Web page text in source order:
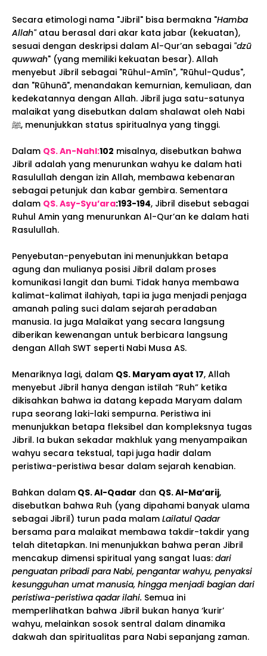
Secara etimologi nama "Jibril" bisa bermakna "Hamba
Allah"atau berasal dari akar kata jabar (kekuatan),
sesuai dengan deskripsi dalam Al-Qur’an sebagai "dzū
quwwah" (yang memiliki kekuatan besar). Allah
menyebut Jibril sebagai "Rūhul-Amīn", "Rūhul-Qudus",
dan "Rūhunā", menandakan kemurnian, kemuliaan, dan
kedekatannya dengan Allah. Jibril juga satu-satunya
malaikat yang disebutkan dalam shalawat oleh Nabi
ﷺ, menunjukkan status spiritualnya yang tinggi.
Dalam QS. An-Nahl:102 misalnya, disebutkan bahwa
Jibril adalah yang menurunkan wahyu ke dalam hati
Rasulullah dengan izin Allah, membawa kebenaran
sebagai petunjuk dan kabar gembira. Sementara
dalam QS. Asy-Syu’ara:193-194, Jibril disebut sebagai
Ruhul Amin yang menurunkan Al-Qur’an ke dalam hati
Rasulullah.
Penyebutan-penyebutan ini menunjukkan betapa
agung dan mulianya posisi Jibril dalam proses
komunikasi langit dan bumi. Tidak hanya membawa
kalimat-kalimat ilahiyah, tapi ia juga menjadi penjaga
amanah paling suci dalam sejarah peradaban
manusia. Ia juga Malaikat yang secara langsung
diberikan kewenangan untuk berbicara langsung
dengan Allah SWT seperti Nabi Musa AS.
Menariknya lagi, dalam QS. Maryam ayat 17, Allah
menyebut Jibril hanya dengan istilah “Ruh” ketika
dikisahkan bahwa ia datang kepada Maryam dalam
rupa seorang laki-laki sempurna. Peristiwa ini
menunjukkan betapa fleksibel dan kompleksnya tugas
Jibril. Ia bukan sekadar makhluk yang menyampaikan
wahyu secara tekstual, tapi juga hadir dalam
peristiwa-peristiwa besar dalam sejarah kenabian.
Bahkan dalam QS. Al-Qadar dan QS. Al-Ma’arij,
disebutkan bahwa Ruh (yang dipahami banyak ulama
sebagai Jibril) turun pada malam Lailatul Qadar
bersama para malaikat membawa takdir-takdir yang
telah ditetapkan. Ini menunjukkan bahwa peran Jibril
mencakup dimensi spiritual yang sangat luas: dari
penguatan pribadi para Nabi, pengantar wahyu, penyaksi
kesungguhan umat manusia, hingga menjadi bagian dari
peristiwa-peristiwa qadar ilahi. Semua ini
memperlihatkan bahwa Jibril bukan hanya ‘kurir’
wahyu, melainkan sosok sentral dalam dinamika
dakwah dan spiritualitas para Nabi sepanjang zaman.